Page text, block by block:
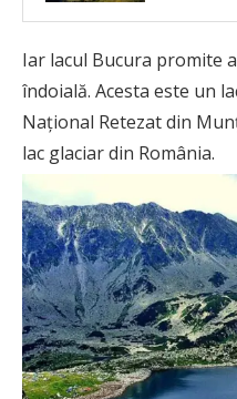
Iar lacul Bucura promite
îndoială. Acesta este un
Național Retezat din
lac glaciar din România.